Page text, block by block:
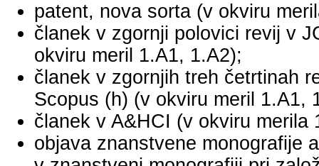
patent, nova sorta (v okviru
članek v zgornji polovici revij v
okviru meril 1.A1, 1.A2);
članek v zgornjih treh četrtinah
Scopus (h) (v okviru meril 1.A1,
članek v A&HCI (v okviru merila
objava znanstvene monografije